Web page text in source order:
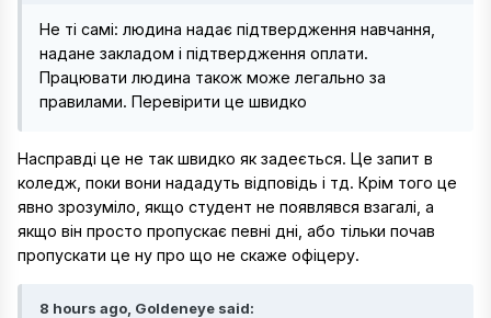
Не ті самі: людина надає підтвердження навчання,
надане закладом і підтвердження оплати.
Працювати людина також може легально за
правилами. Перевірити це швидко
Насправді це не так швидко як задеється. Це запит в
коледж, поки вони нададуть відповідь і тд. Крім того це
явно зрозуміло, якщо студент не появлявся взагалі, а
якщо він просто пропускає певні дні, або тільки почав
пропускати це ну про що не скаже офіцеру.
8 hours ago, Goldeneye said: